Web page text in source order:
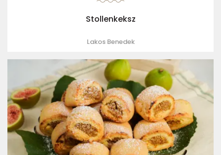
Stollenkeksz
Lakos Benedek